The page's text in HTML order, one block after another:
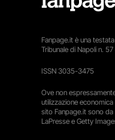
Fanpage.it è una
Tribunale di Napoli n.
ISSN 3035-3475
Ove non
utilizzazione
sito Fanpage.it sono
LaPresse e Getty